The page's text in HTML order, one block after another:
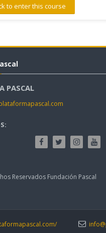
to enter this course
PASCAL
Reservados Fundación Pascal